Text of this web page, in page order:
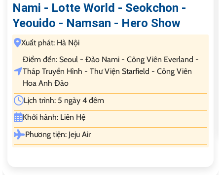
Nami - Lotte World - Seokchon -
Yeouido - Namsan - Hero Show
Xuất phát: Hà Nội
Điểm đến: Seoul - Đảo Nami - Công Viên Everland -
Tháp Truyền Hình - Thư Viện Starfield - Công Viên
Hoa Anh Đào
Lịch trình: 5 ngày 4 đêm
Khởi hành: Liên Hệ
Phương tiện: Jeju Air